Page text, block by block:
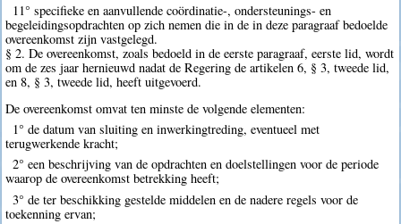
11° specifieke en aanvullende coördinatie-, ondersteunings- en
begeleidingsopdrachten op zich nemen die in de in deze paragraaf bedoelde
overeenkomst zijn vastgelegd.
§ 2. De overeenkomst, zoals bedoeld in de eerste paragraaf, eerste lid, wordt
om de zes jaar hernieuwd nadat de Regering de artikelen 6, § 3, tweede lid,
en 8, § 3, tweede lid, heeft uitgevoerd.
De overeenkomst omvat ten minste de volgende elementen:
1° de datum van sluiting en inwerkingtreding, eventueel met
terugwerkende kracht;
2° een beschrijving van de opdrachten en doelstellingen voor de periode
waarop de overeenkomst betrekking heeft;
3° de ter beschikking gestelde middelen en de nadere regels voor de
toekenning ervan;